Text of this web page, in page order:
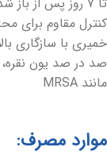
کنترل مقاوم برای
خمیری با سازگاری
صد در صد یون نقره،
مانند MRSA
موارد مصرف: